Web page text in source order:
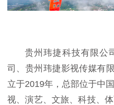
贵州玮捷科技有限公
司、贵州玮捷影视传媒有
立于2019年，总部位于中
视、演艺、文旅、科技、